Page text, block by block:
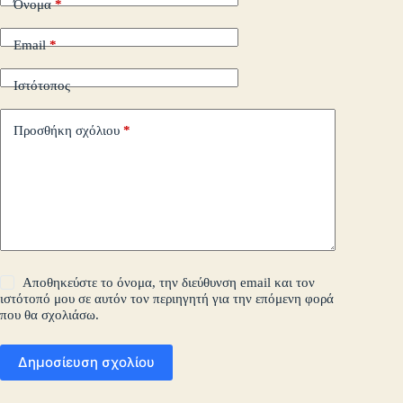
Όνομα*
Email*
Ιστότοπος
Προσθήκη σχόλιου *
Αποθηκεύστε το όνομα, την διεύθυνση email και τον
ιστότοπό μου σε αυτόν τον περιηγητή για την επόμενη φορά
που θα σχολιάσω.
Δημοσίευση σχολίου